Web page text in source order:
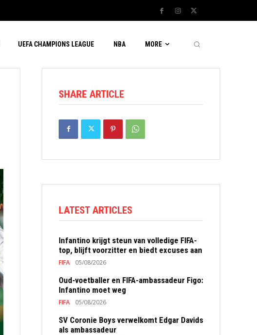
UEFA CHAMPIONS LEAGUE NBA MORE
SHARE ARTICLE
LATEST ARTICLES
Infantino krijgt steun van volledige FIFA-
top, blijft voorzitter en biedt excuses aan
FIFA 05/08/2026
Oud-voetballer en FIFA-ambassadeur Figo:
Infantino moet weg
FIFA 05/08/2026
SV Coronie Boys verwelkomt Edgar Davids
als ambassadeur